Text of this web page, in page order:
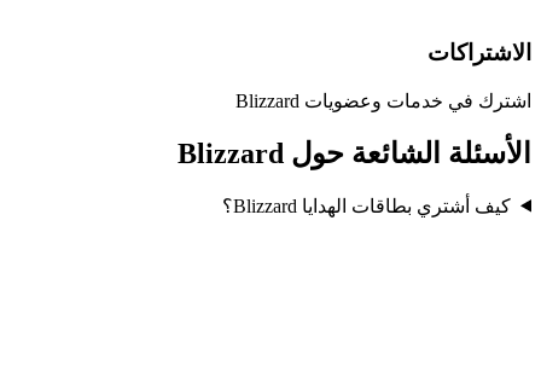
الاشتراكات
اشترك في خدمات وعضويات Blizzard
الأسئلة الشائعة حول Blizzard
كيف أشتري بطاقات الهدايا Blizzard؟